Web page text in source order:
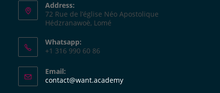
Address:
72 Rue de l’église Néo Apostolique
Hédzranawoè, Lomé
Whatsapp:
+1 316 990 60 86
Email:
contact@want.academy